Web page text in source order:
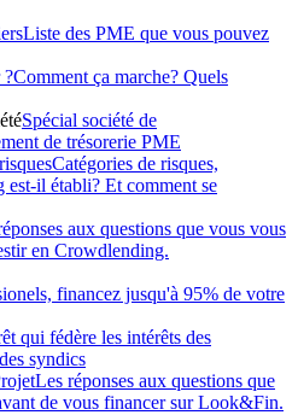
Liste des PME que vous pouvez
?Comment ça marche? Quels
Spécial société de
de trésorerie PME
Catégories de risques,
est-il établi? Et comment se
aux questions que vous vous
en Crowdlending.
financez jusqu'à 95% de votre
qui fédère les intérêts des
syndics
Les réponses aux questions que
de vous financer sur Look&Fin.